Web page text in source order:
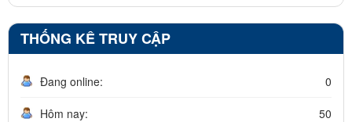
THỐNG KÊ TRUY CẬP
Đang online: 0
Hôm nay: 50